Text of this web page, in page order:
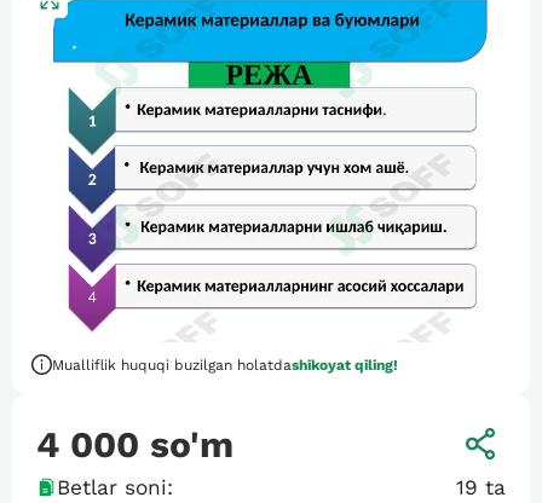
Mualliflik huquqi buzilgan holatdashikoyat qiling!
4 000 so'm
Betlar soni: 19 ta